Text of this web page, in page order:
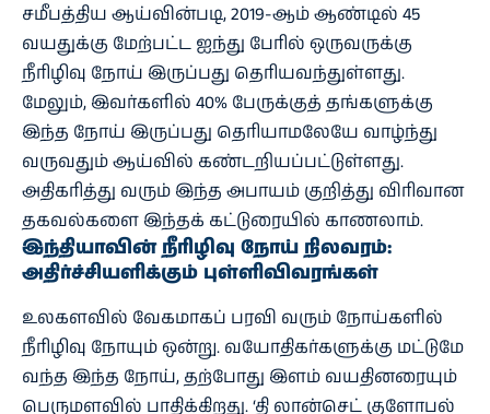
சமீபத்திய ஆய்வின்படி, 2019-ஆம் ஆண்டில் 45
வயதுக்கு மேற்பட்ட ஐந்து பேரில் ஒருவருக்கு
நீரிழிவு நோய் இருப்பது தெரியவந்துள்ளது.
மேலும், இவர்களில் 40% பேருக்குத் தங்களுக்கு
இந்த நோய் இருப்பது தெரியாமலேயே வாழ்ந்து
வருவதும் ஆய்வில் கண்டறியப்பட்டுள்ளது.
அதிகரித்து வரும் இந்த அபாயம் குறித்து விரிவான
தகவல்களை இந்தக் கட்டுரையில் காணலாம்.
இந்தியாவின் நீரிழிவு நோய் நிலவரம்:
அதிர்ச்சியளிக்கும் புள்ளிவிவரங்கள்
உலகளவில் வேகமாகப் பரவி வரும் நோய்களில்
நீரிழிவு நோயும் ஒன்று. வயோதிகர்களுக்கு மட்டுமே
வந்த இந்த நோய், தற்போது இளம் வயதினரையும்
பெருமளவில் பாதிக்கிறது. ‘தி லான்செட் குளோபல்